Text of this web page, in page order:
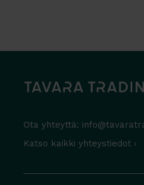
Ota yhteyttä:
Katso kaikki yhteystiedot ›